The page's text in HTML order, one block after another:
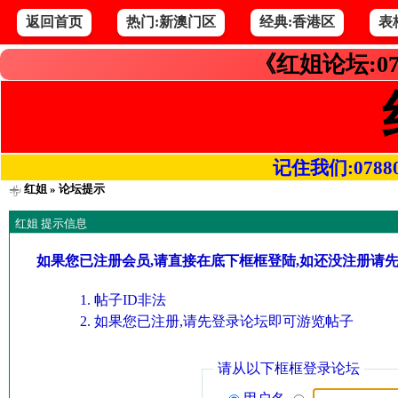
返回首页 热门:新澳门区 经典:香港区 表
《红姐论坛
记住我们
红姐» 论坛提示
红姐 提示信息
如果您已注册会员,请直接在底下框框登陆,如还没注册请
帖子ID非法
如果您已注册,请先登录论坛即可游览帖子
请从以下框框登录论坛